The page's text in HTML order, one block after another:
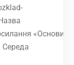
«Основи
Середа